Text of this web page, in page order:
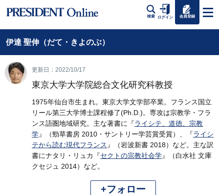
検索 ログイン 会員登録
伊達 聖伸（だて・きよのぶ）
更新日：2022/10/17
東京大学大学院総合文化研究科教授
1975年仙台市生まれ。東京大学文学部卒業。フランス国立
リール第三大学博士課程修了(Ph.D.)。専攻は宗教学・フラ
ンス語圏地域研究。主な著書に『ライシテ、道徳、宗教
学』（勁草書房 2010・サントリー学芸賞受賞）、『ライシ
テから読む現代フランス 』（岩波新書 2018）など。主な訳
書にナタリ・リュカ『セクトの宗教社会学』（白水社 文庫
クセジュ 2014）など。
+フォロー